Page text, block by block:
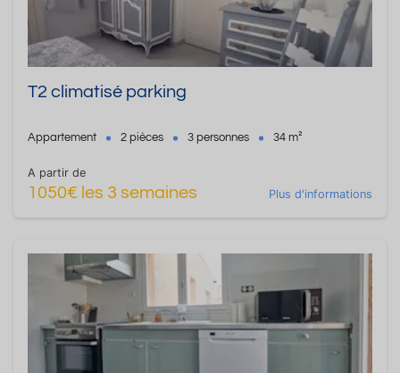
T2 climatisé parking
Appartement 2 pièces 3 personnes 34 m²
A partir de
1050€ les 3 semaines Plus d'informations